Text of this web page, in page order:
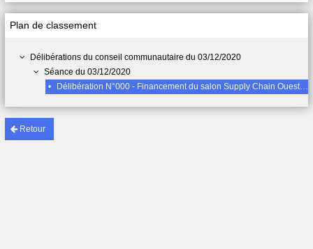
Retour
Plan de classement
Délibérations du conseil communautaire du 03/12/2020
Séance du 03/12/2020
•
Délibération N°000 - Financement du salon Supply Chain Ouest (SCO)